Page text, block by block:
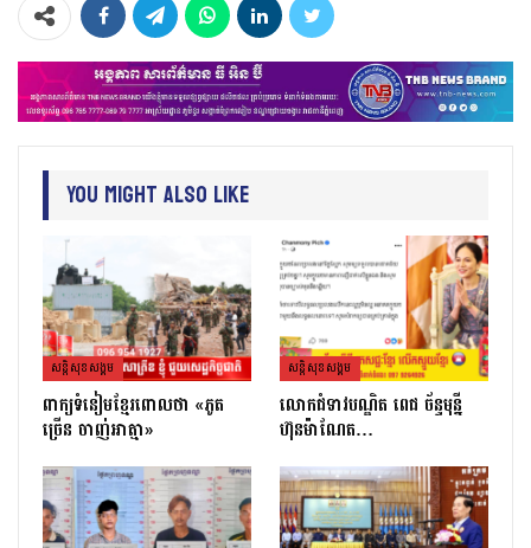
You Might Also Like
សន្តិសុខសង្គម
ពាក្យទំនៀមខ្មែរពោលថា «ភូត
ច្រើន ចាញ់អាត្មា»
សន្តិសុខសង្គម
លោកជំទាវបណ្ឌិត ពេជ ច័ន្ទមុន្នី
ហ៊ុនម៉ាណែត…